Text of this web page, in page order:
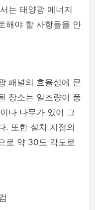
는 태양광 에너지
해야 할 사항들을 안
패널의 효율성에 큰
장소는 일조량이 풍
나 나무가 있어 그
. 또한 설치 지점의
로 약 30도 각도로